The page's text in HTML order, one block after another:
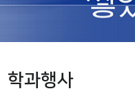
학과행사